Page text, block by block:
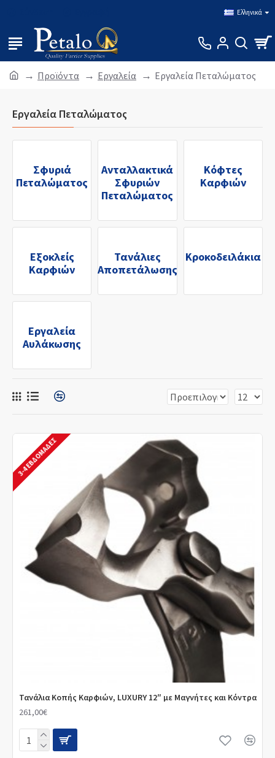
Ελληνικά
Προϊόντα Εργαλεία Εργαλεία Πεταλώματος
Εργαλεία Πεταλώματος
Σφυριά
Πεταλώματος
Ανταλλακτικά
Σφυριών
Πεταλώματος
Κόφτες
Καρφιών
Εξοκλείς
Καρφιών
Τανάλιες
Αποπετάλωσης
Κροκοδειλάκια
Εργαλεία
Αυλάκωσης
3-4 ΕΒΔΟΜΆΔΕΣ
Τανάλια Κοπής Καρφιών, LUXURY 12″ με Μαγνήτες και Κόντρα
261,00€